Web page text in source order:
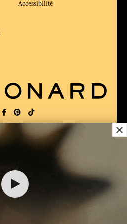
Accessibilité
LANGUE:
×